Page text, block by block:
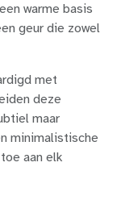
warme basis
geur die zowel
met
deze
maar
minimalistische
aan elk